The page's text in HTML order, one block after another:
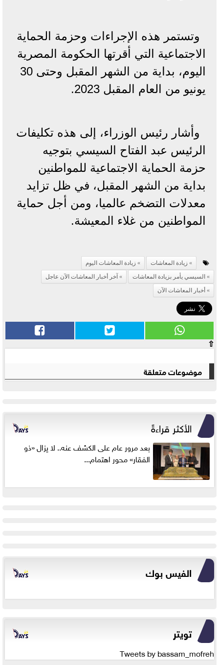
وتستمر هذه الإجراءات وحزمة الحماية
الاجتماعية التي أقرتها الحكومة المصرية
اليوم، بداية من الشهر المقبل وحتى 30
يونيو من العام المقبل 2023.
وأشار رئيس الوزراء، إلى هذه تكليفات
الرئيس عبد الفتاح السيسي بتوجيه
حزمة الحماية الاجتماعية للمواطنين
بداية من الشهر المقبل، في ظل تزايد
معدلات التضخم عالميا، ومن أجل حماية
المواطنين من غلاء المعيشة.
زيادة المعاشات
زيادة المعاشات اليوم
السيسي يأمر بزيادة المعاشات
آخر أخبار المعاشات الآن عاجل
أخبار المعاشات الآن
⇧
موضوعات متعلقة
الأكثر قراءةً
بعد مرور عام على الكشف عنه.. لا يزال «ذو
الفقار» محور اهتمام...
الفيس بوك
تويتر
Tweets by bassam_mofreh